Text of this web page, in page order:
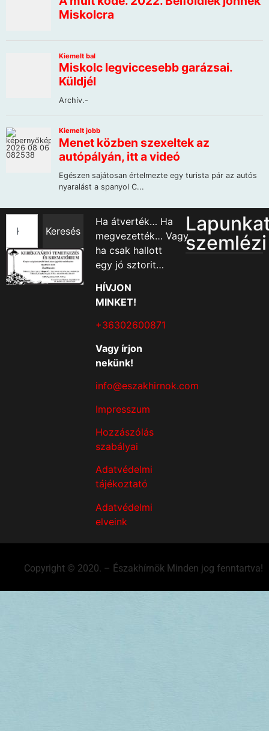
Keresés
Ha átverték… Ha
megvezették… Vagy
ha csak hallott
egy jó sztorit…
HÍVJON
MINKET!
+36302600871
Vagy írjon
nekünk!
info@eszakhirnok.com
Impresszum
Hozzászólás
szabályai
Adatvédelmi
tájékoztató
Adatvédelmi
elveink
szemlézi
Copyright © 2020. – Északhírnök Minden jog fenntartva!